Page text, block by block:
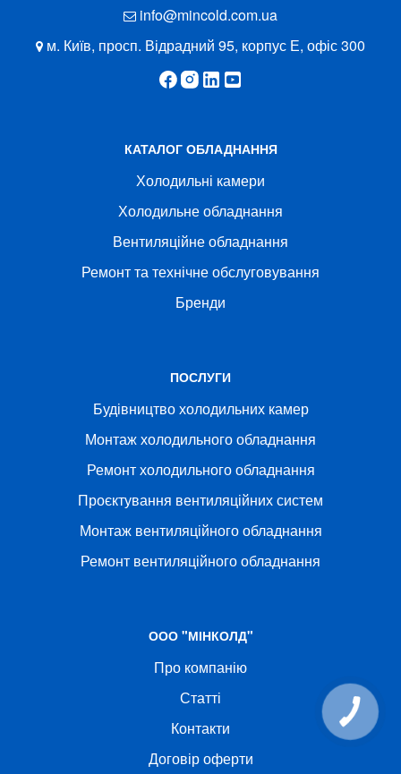
info@mincold.com.ua
м. Київ, просп. Відрадний 95, корпус Е, офіс 300
КАТАЛОГ ОБЛАДНАННЯ
Холодильні камери
Холодильне обладнання
Вентиляційне обладнання
Ремонт та технічне обслуговування
Бренди
ПОСЛУГИ
Будівництво холодильних камер
Монтаж холодильного обладнання
Ремонт холодильного обладнання
Проєктування вентиляційних систем
Монтаж вентиляційного обладнання
Ремонт вентиляційного обладнання
ООО "МІНКОЛД"
Про компанію
Статті
Контакти
Договір оферти